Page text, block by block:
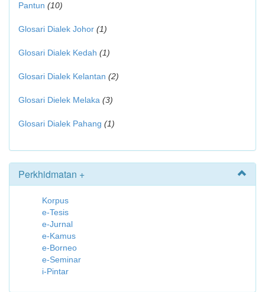
Pantun (10)
Glosari Dialek Johor (1)
Glosari Dialek Kedah (1)
Glosari Dialek Kelantan (2)
Glosari Dielek Melaka (3)
Glosari Dialek Pahang (1)
Perkhidmatan +
Korpus
e-Tesis
e-Jurnal
e-Kamus
e-Borneo
e-Seminar
i-Pintar